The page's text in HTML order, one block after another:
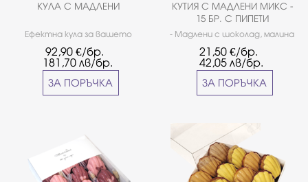
КУЛА С МАДЛЕНИ
Ефектна кула за вашето
мадлени с карамелен
белгийски шоколад
92,90€/бр.
181,70 лв/бр.
ЗА ПОРЪЧКА
КУТИЯ С МАДЛЕНИ МИКС -
15 БР. С ПИПЕТИ
- Мадлени с шоколад, малина
ягода и розов джин - 7 бр.
21,50€/бр.
42,05лв/бр.
ЗА ПОРЪЧКА